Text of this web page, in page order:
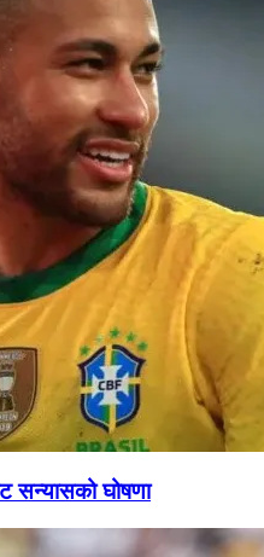
सन्यासको घोषणा